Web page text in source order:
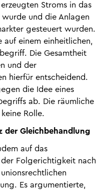
Stroms in das
und die Anlagen
gesteuert wurden.
auf einem einheitlichen,
Die Gesamtheit
und der
hierfür entscheidend.
die Idee eines
ab. Die räumliche
Rolle.
der Gleichbehandlung
auf das
Folgerichtigkeit nach
Es argumentierte,